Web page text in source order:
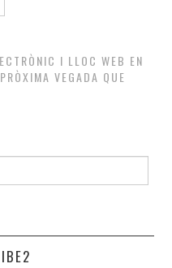
I LLOC WEB EN
VEGADA QUE